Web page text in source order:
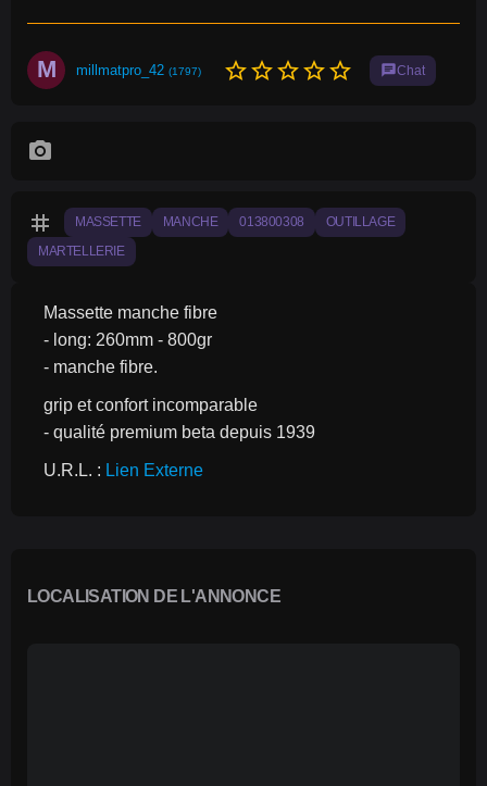
M millmatpro_42 (1797) star_borderstar_borderstar_borderstar_borderstar_border chatChat
photo_camera
tag MASSETTE MANCHE 013800308 OUTILLAGE
MARTELLERIE
Massette manche fibre
- long: 260mm - 800gr
- manche fibre.
grip et confort incomparable
- qualité premium beta depuis 1939
U.R.L. : Lien Externe
LOCALISATION DE L'ANNONCE